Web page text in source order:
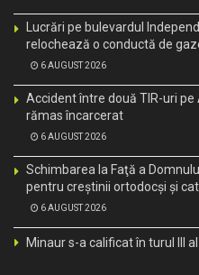
Lucrări pe bulevardul
relochează o conductă de
6 AUGUST 2026
Accident între două TIR-uri
rămas încarcerat
6 AUGUST 2026
Schimbarea la Faţă a
pentru creştinii ortodocşi şi
6 AUGUST 2026
Minaur s-a calificat în turul III